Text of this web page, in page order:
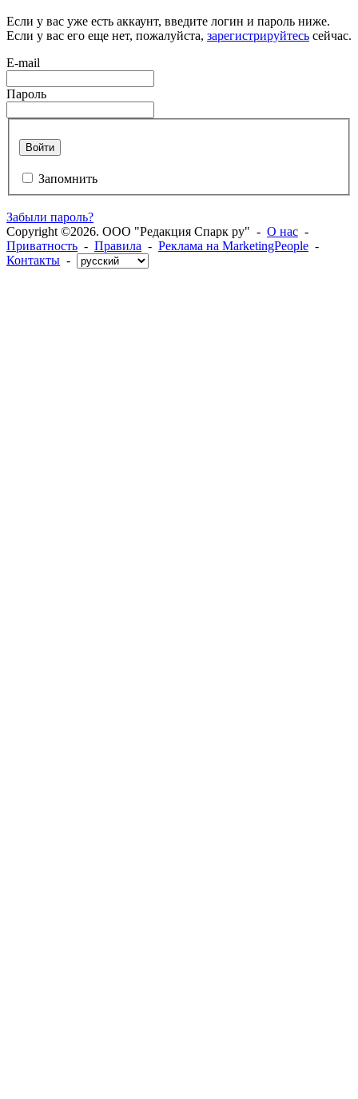
Если у вас уже есть аккаунт, введите логин и пароль ниже.
Если у вас его еще нет, пожалуйста, зарегистрируйтесь сейчас.
E-mail
Пароль
Войти
Запомнить
Забыли пароль?
Copyright ©2026. ООО "Редакция Спарк ру" - О нас -
Приватность - Правила - Реклама на MarketingPeople -
Контакты -